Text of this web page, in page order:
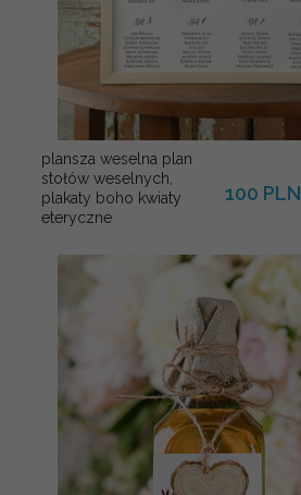
plansza weselna plan
stołów weselnych,
plakaty boho kwiaty
eteryczne
100 PLN